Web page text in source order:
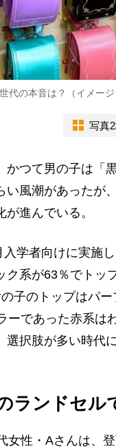
代の本音は？（イメージ
写真
つて男の子は「
風潮があったが
進んでいる。
学者向けに実施
ク系が63％でトッ
子のトップはパ
ーであった赤系は
選択肢が多い時代
ランドセル
性・Aさんは、